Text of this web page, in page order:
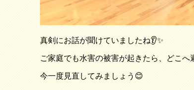
真剣にお話が聞けていましたね👂✨
ご家庭でも水害の被害が起きたら、どこへ
今一度見直してみましょう😊